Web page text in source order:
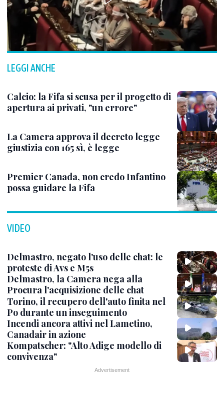
LEGGI ANCHE
Calcio: la Fifa si scusa per il progetto di
apertura ai privati, "un errore"
La Camera approva il decreto legge
giustizia con 165 sì, è legge
Premier Canada, non credo Infantino
possa guidare la Fifa
VIDEO
Delmastro, negato l'uso delle chat: le
proteste di Avs e M5s
Delmastro, la Camera nega alla
Procura l'acquisizione delle chat
Torino, il recupero dell'auto finita nel
Po durante un inseguimento
Incendi ancora attivi nel Lametino,
Canadair in azione
Kompatscher: "Alto Adige modello di
convivenza"